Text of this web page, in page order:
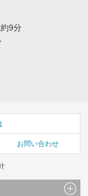
9分
お問い合わせ